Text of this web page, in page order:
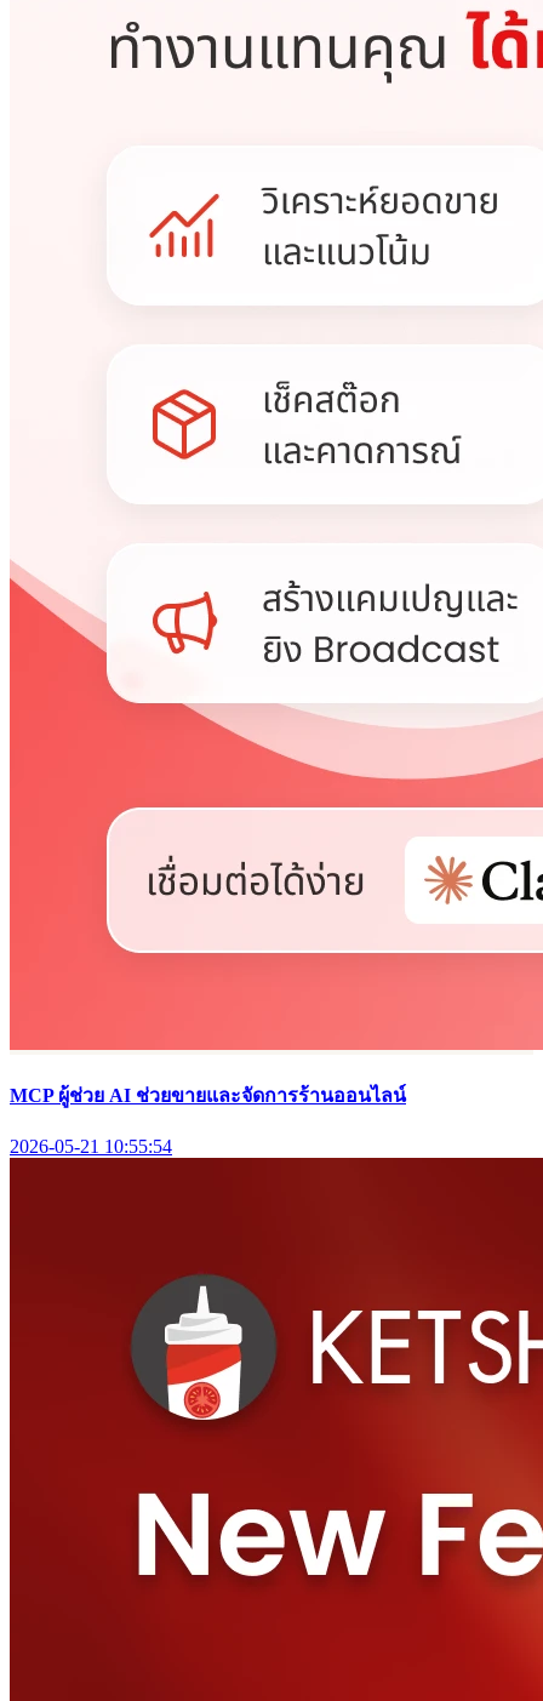
MCP ผู้ช่วย AI ช่วยขายและจัดการร้านออนไลน์
2026-05-21 10:55:54